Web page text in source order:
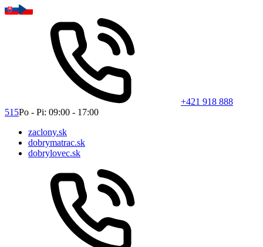
+421 918 888
515Po - Pi: 09:00 - 17:00
zaclony.sk
dobrymatrac.sk
dobrylovec.sk